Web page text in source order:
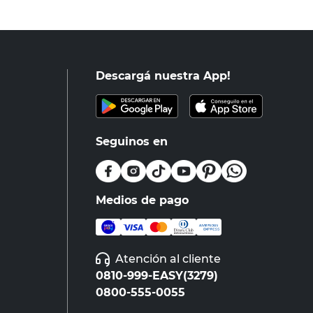
Descargá nuestra App!
Seguinos en
Medios de pago
Atención al cliente
0810-999-EASY(3279)
0800-555-0055